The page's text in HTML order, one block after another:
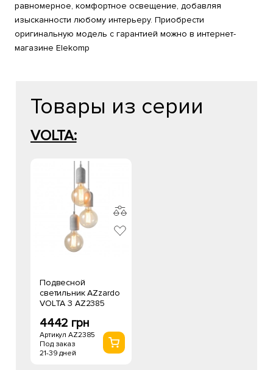
равномерное, комфортное освещение, добавляя
изысканности любому интерьеру. Приобрести
оригинальную модель с гарантией можно в интернет-
магазине Elekomp
Товары из серии
VOLTA:
Подвесной
светильник AZzardo
VOLTA 3 AZ2385
4442 грн
Артикул AZ2385
Под заказ
21-39 дней